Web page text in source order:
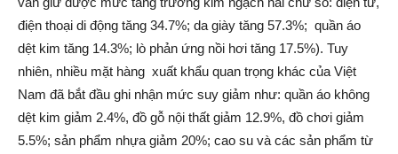
điện thoại di động tăng 34.7%; da giày tăng 57.3%; quần áo
dệt kim tăng 14.3%; lò phản ứng nồi hơi tăng 17.5%). Tuy
nhiên, nhiều mặt hàng xuất khẩu quan trọng khác của Việt
Nam đã bắt đầu ghi nhận mức suy giảm như: quần áo không
dệt kim giảm 2.4%, đồ gỗ nội thất giảm 12.9%, đồ chơi giảm
5.5%; sản phẩm nhựa giảm 20%; cao su và các sản phẩm từ